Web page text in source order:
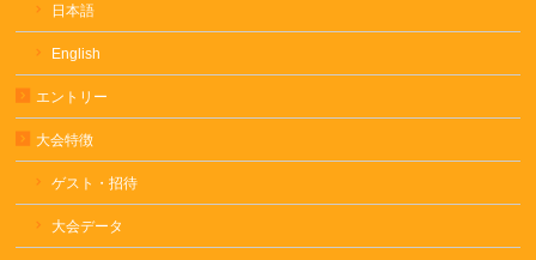
日本語
English
エントリー
大会特徴
ゲスト・招待
大会データ